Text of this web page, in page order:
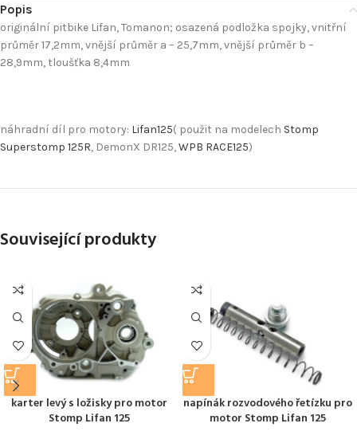
Popis
originální pitbike Lifan, Tomanon; osazená podložka spojky, vnitřní
průměr 17,2mm, vnější průměr a – 25,7mm, vnější průměr b –
28,9mm, tloušťka 8,4mm
náhradní díl pro motory: Lifan125( použit na modelech Stomp
Superstomp 125R, DemonX DR125,WPB RACE125)
Související produkty
karter levý s ložisky pro motor
Stomp Lifan 125
napínák rozvodového řetízku pro
motor Stomp Lifan 125